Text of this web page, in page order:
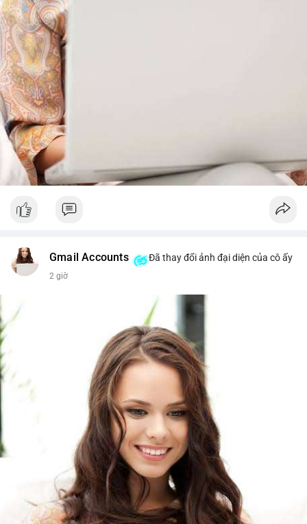
trước khi gia tăng vị thế.
Xem chi tiết các bài viết đầy đủ tại dòng thời gian của Vlike.vn!
#whalealertbtc
#brazilcryptoregulation
Gmail Accounts Đã thay đổi ảnh đại diện của cô ấy
2 giờ